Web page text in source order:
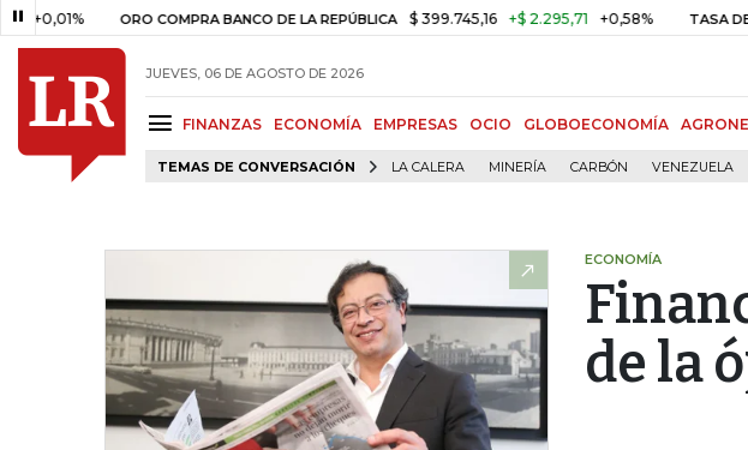
ORO COMPRA BANCO DE LA REPÚBLICA $ 399.745,16 +$ 2.295,71 +0,58% TASA DE
JUEVES, 06 DE AGOSTO DE 2026
FINANZAS ECONOMÍA EMPRESAS OCIO GLOBOECONOMÍA
TEMAS DE CONVERSACIÓN LA CALERA MINERÍA CARBÓN VENEZUELA
ECONOMÍA
de la